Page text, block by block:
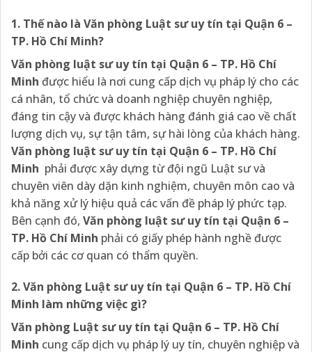
1. Thế nào là Văn phòng Luật sư uy tín tại Quận 6 –
TP. Hồ Chí Minh?
Văn phòng luật sư uy tín tại Quận 6 – TP. Hồ Chí
Minh được hiểu là nơi cung cấp dịch vụ pháp lý cho các
cá nhân, tổ chức và doanh nghiệp chuyên nghiệp,
đáng tin cậy và được khách hàng đánh giá cao về chất
lượng dịch vụ, sự tận tâm, sự hài lòng của khách hàng.
Văn phòng luật sư uy tín tại Quận 6 – TP. Hồ Chí
Minh phải được xây dựng từ đội ngũ Luật sư và
chuyên viên dày dặn kinh nghiệm, chuyên môn cao và
khả năng xử lý hiệu quả các vấn đề pháp lý phức tạp.
Bên cạnh đó, Văn phòng luật sư uy tín tại Quận 6 –
TP. Hồ Chí Minh phải có giấy phép hành nghề được
cấp bởi các cơ quan có thẩm quyền.
2. Văn phòng Luật sư uy tín tại Quận 6 – TP. Hồ Chí
Minh làm những việc gì?
Văn phòng Luật sư uy tín tại Quận 6 – TP. Hồ Chí
Minh cung cấp dịch vụ pháp lý uy tín, chuyên nghiệp và